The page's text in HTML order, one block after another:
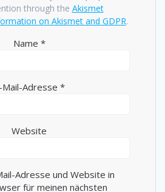
through the Akismet
on Akismet and GDPR.
Name *
Mail-Adresse *
Website
Adresse und Website in
für meinen nächsten